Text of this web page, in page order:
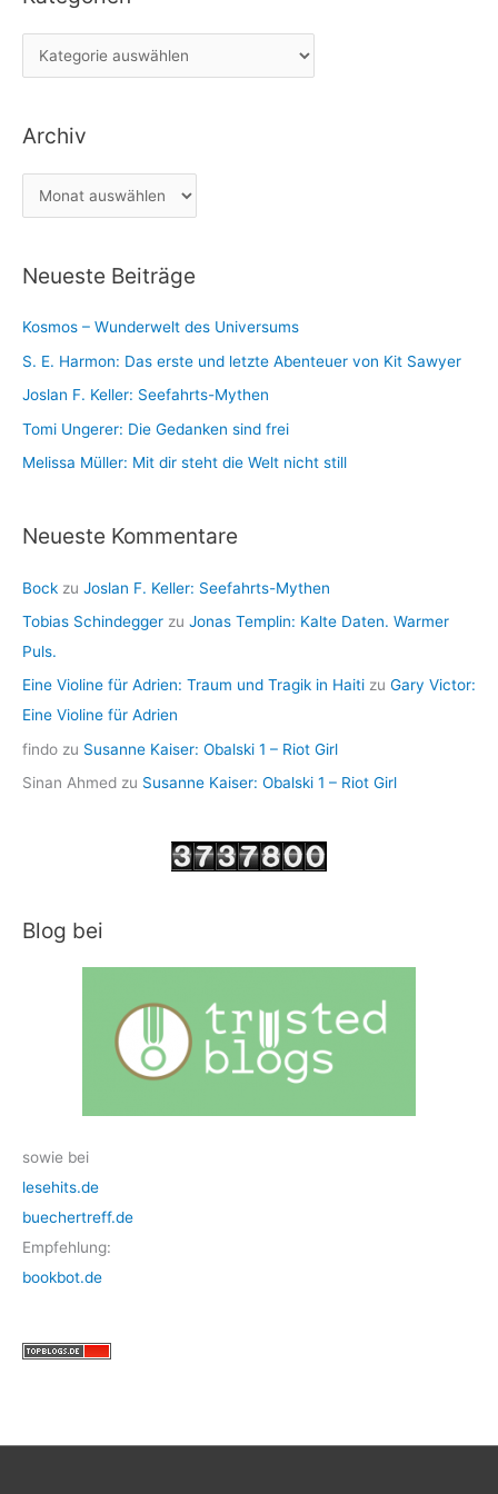
c
h
a
e
e
Archiv
r
h
v
Neueste Beiträge
Kosmos – Wunderwelt des Universums
S. E. Harmon: Das erste und letzte Abenteuer von Kit Sawyer
Joslan F. Keller: Seefahrts-Mythen
Tomi Ungerer: Die Gedanken sind frei
Melissa Müller: Mit dir steht die Welt nicht still
Neueste Kommentare
Bock zu Joslan F. Keller: Seefahrts-Mythen
Tobias Schindegger zu Jonas Templin: Kalte Daten. Warmer
Puls.
Eine Violine für Adrien: Traum und Tragik in Haiti zu Gary Victor:
Eine Violine für Adrien
findo zu Susanne Kaiser: Obalski 1 – Riot Girl
Sinan Ahmed zu Susanne Kaiser: Obalski 1 – Riot Girl
Blog bei
sowie bei
lesehits.de
buechertreff.de
Empfehlung:
bookbot.de